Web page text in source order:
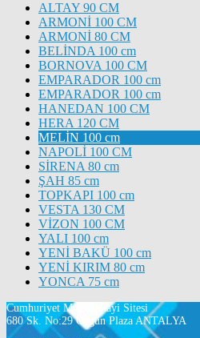
ALTAY 90 CM
ARMONİ 100 CM
ARMONİ 80 CM
BELİNDA 100 cm
BORNOVA 100 CM
EMPARADOR 100 cm
EMPARADOR 100 cm
HANEDAN 100 CM
HERA 120 CM
MELİN 100 cm
NAPOLİ 100 CM
SİRENA 80 cm
ŞAH 85 cm
TOPKAPI 100 cm
VESTA 130 CM
VİZON 100 CM
YALI 100 cm
YENİ BAKÜ 100 cm
YENİ KIRIM 80 cm
YONCA 75 cm
Cumhuriyet Mah. Sanayi Sitesi
680 Sk. No:29 Özgün Plaza ANTALYA